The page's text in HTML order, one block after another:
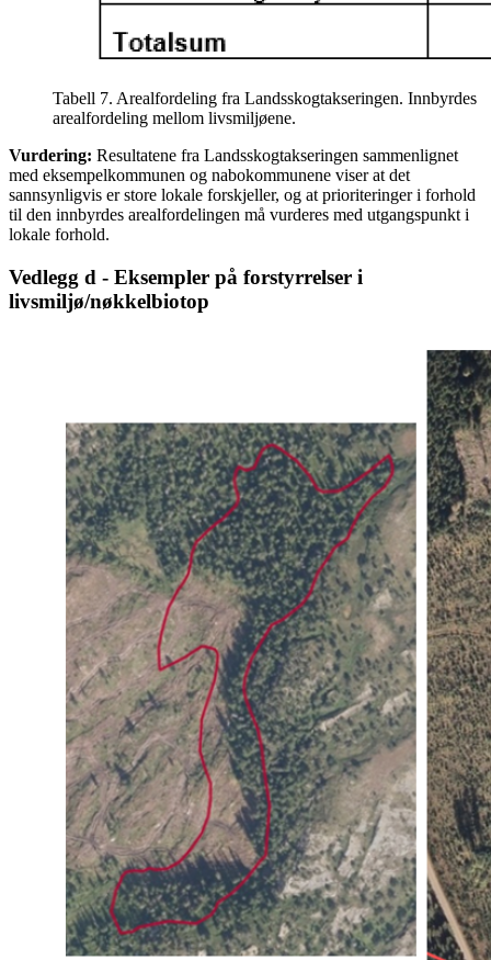
Tabell 7. Arealfordeling fra Landsskogtakseringen. Innbyrdes
arealfordeling mellom livsmiljøene.
Vurdering: Resultatene fra Landsskogtakseringen sammenlignet
med eksempelkommunen og nabokommunene viser at det
sannsynligvis er store lokale forskjeller, og at prioriteringer i forhold
til den innbyrdes arealfordelingen må vurderes med utgangspunkt i
lokale forhold.
Vedlegg d - Eksempler på forstyrrelser i
livsmiljø/nøkkelbiotop